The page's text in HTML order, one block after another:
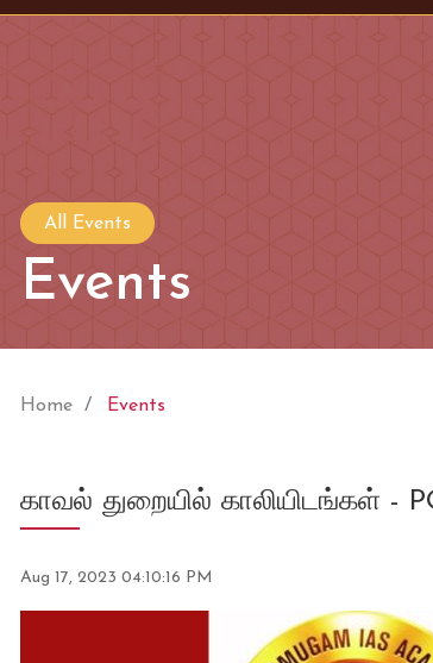
All Events
Events
Home Events
காவல் துறையில் காலியிடங்கள் -
Aug 17, 2023 04:10:16 PM